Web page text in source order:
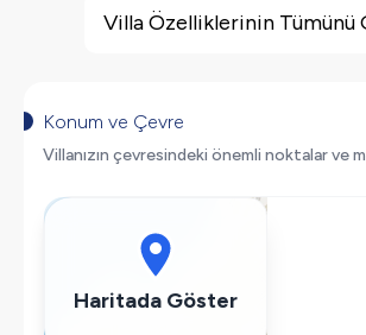
Barbekü
Salıncak
Saç Kurutma Makinası
Çamaşır Makinesi
Villa Özelliklerinin Tümünü
Konum ve Çevre
Villanızın çevresindeki önemli noktalar ve
Haritada Göster